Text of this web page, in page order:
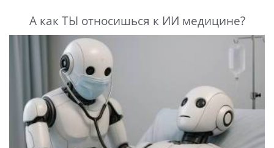
А как ТЫ относишься к ИИ медицине?